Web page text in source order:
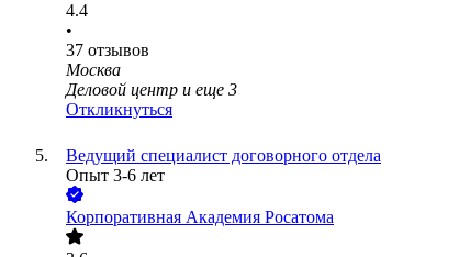
4.4
•
37 отзывов
Москва
Деловой центр и еще 3
Откликнуться
Ведущий специалист договорного отдела
Опыт 3-6 лет
Корпоративная Академия Росатома